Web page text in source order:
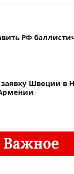
РФ
Швеции в
Важное